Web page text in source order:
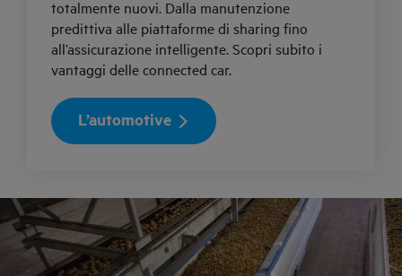
totalmente nuovi. Dalla manutenzione
predittiva alle piattaforme di sharing fino
all’assicurazione intelligente. Scopri subito i
vantaggi delle connected car.
L’automotive